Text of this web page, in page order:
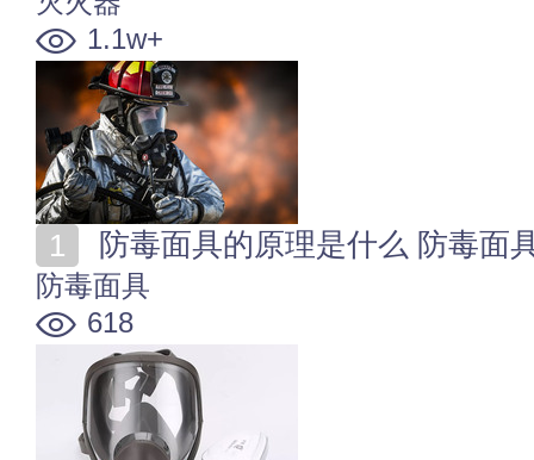
1.1w+
防毒面具的原理是什么 防毒面
防毒面具
618